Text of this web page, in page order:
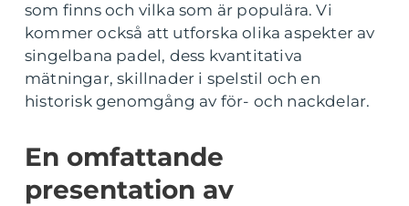
som finns och vilka som är populära. Vi
kommer också att utforska olika aspekter av
singelbana padel, dess kvantitativa
mätningar, skillnader i spelstil och en
historisk genomgång av för- och nackdelar.
En omfattande
presentation av